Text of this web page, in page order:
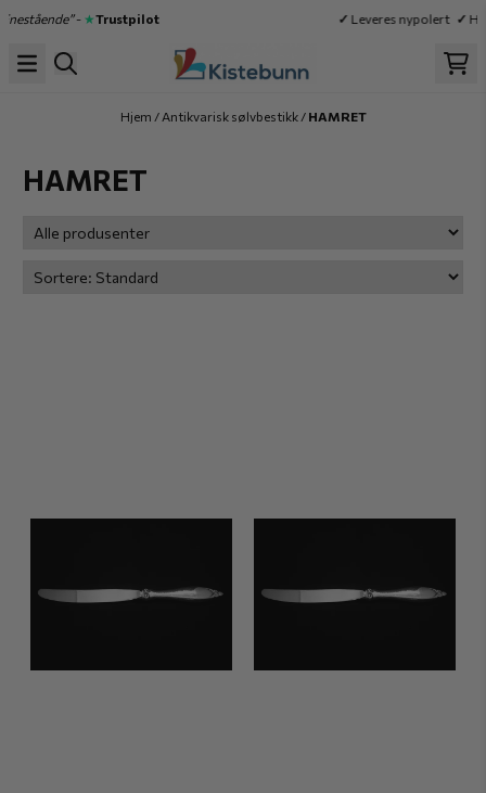
Hopp til innhold
-★ Trustpilot Leveres nypolert✓
Hjem / Antikvarisk sølvbestikk / HAMRET
HAMRET